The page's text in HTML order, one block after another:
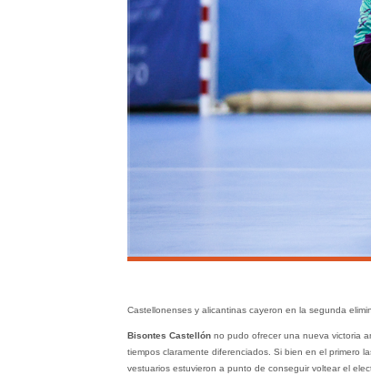
Castellonenses y alicantinas cayeron en la segunda
Bisontes Castellónno pudo ofrecer una nueva victoria
tiempos claramente diferenciados. Si bien en el primero
vestuarios estuvieron a punto de conseguir voltear el